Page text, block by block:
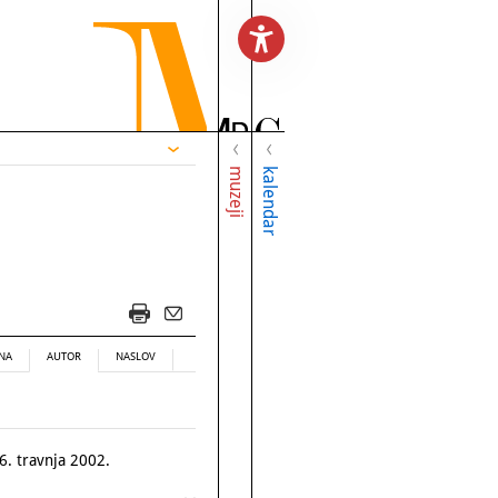
muzeji kalendar
AUTOR NASLOV
travnja 2002.